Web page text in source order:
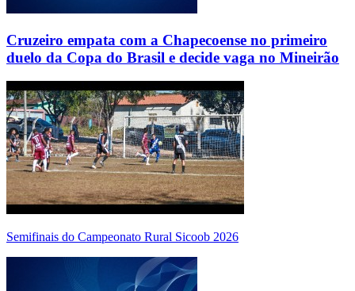
Cruzeiro empata com a Chapecoense no primeiro
duelo da Copa do Brasil e decide vaga no Mineirão
Semifinais do Campeonato Rural Sicoob 2026